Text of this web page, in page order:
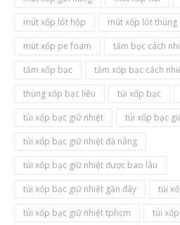
mút xốp lót hộp
mút xốp lót thùng
mút xốp pe foam
tấm bọc cách
tấm xốp bạc
tấm xốp bạc cách
thùng xốp bạc liêu
túi xốp bạc
túi xốp bạc giữ nhiệt
túi xốp bạc
túi xốp bạc giữ nhiệt đà nẵng
túi xốp bạc giữ nhiệt được bao lâu
túi xốp bạc giữ nhiệt gần đây
túi
túi xốp bạc giữ nhiệt tphcm
túi